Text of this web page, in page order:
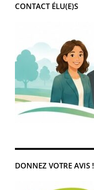
CONTACT ÉLU(E)S
DONNEZ VOTRE AVIS !